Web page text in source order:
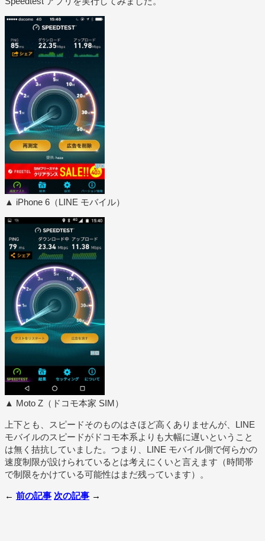
▲ iPhone 6（LINE モバイル）
▲ Moto Z（ドコモ本家 SIM）
上下とも、スピードそのものはさほど高くありませんが、LINE
モバイルのスピードがドコモ本系よりも大幅に遅いということ
は無く拮抗していました。つまり、LINE モバイル側で何らかの
速度制限が設けられているとは考えにくいと言えます（時間帯
で制限をかけている可能性はまだ残っています）。
← 前の記事 次の記事 →